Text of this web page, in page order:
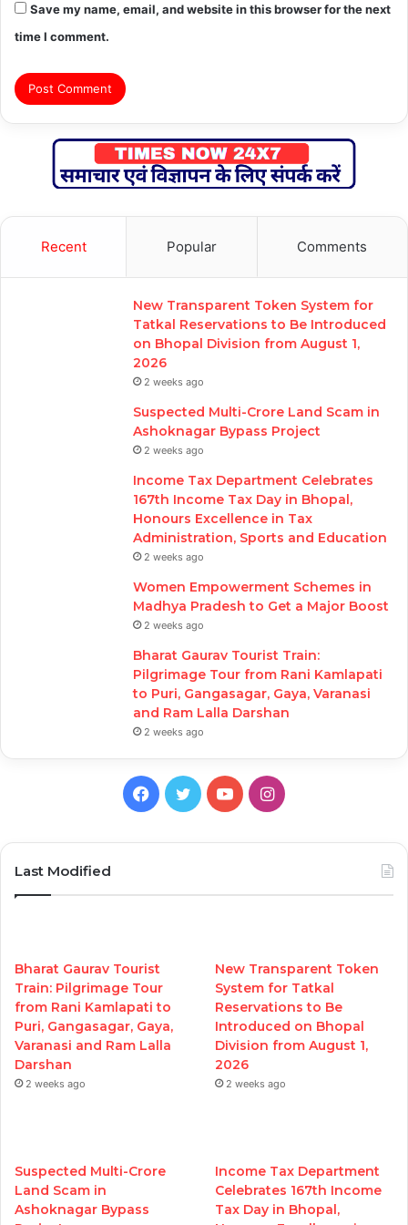
Save my name, email, and website in this browser for the next
time I comment.
Recent Popular Comments
New Transparent Token System for
Tatkal Reservations to Be Introduced
on Bhopal Division from August 1,
2026
2 weeks ago
Suspected Multi-Crore Land Scam in
Ashoknagar Bypass Project
2 weeks ago
Income Tax Department Celebrates
167th Income Tax Day in Bhopal,
Honours Excellence in Tax
Administration, Sports and Education
2 weeks ago
Women Empowerment Schemes in
Madhya Pradesh to Get a Major Boost
2 weeks ago
Bharat Gaurav Tourist Train:
Pilgrimage Tour from Rani Kamlapati
to Puri, Gangasagar, Gaya, Varanasi
and Ram Lalla Darshan
2 weeks ago
Facebook
TwitterYouTubeInstagram
Last Modified
Bharat Gaurav Tourist
Train: Pilgrimage Tour
from Rani Kamlapati to
Puri, Gangasagar, Gaya,
Varanasi and Ram Lalla
Darshan
2 weeks ago
New Transparent Token
System for Tatkal
Reservations to Be
Introduced on Bhopal
Division from August 1,
2026
2 weeks ago
Suspected Multi-Crore
Land Scam in
Ashoknagar Bypass
Income Tax Department
Celebrates 167th Income
Tax Day in Bhopal,